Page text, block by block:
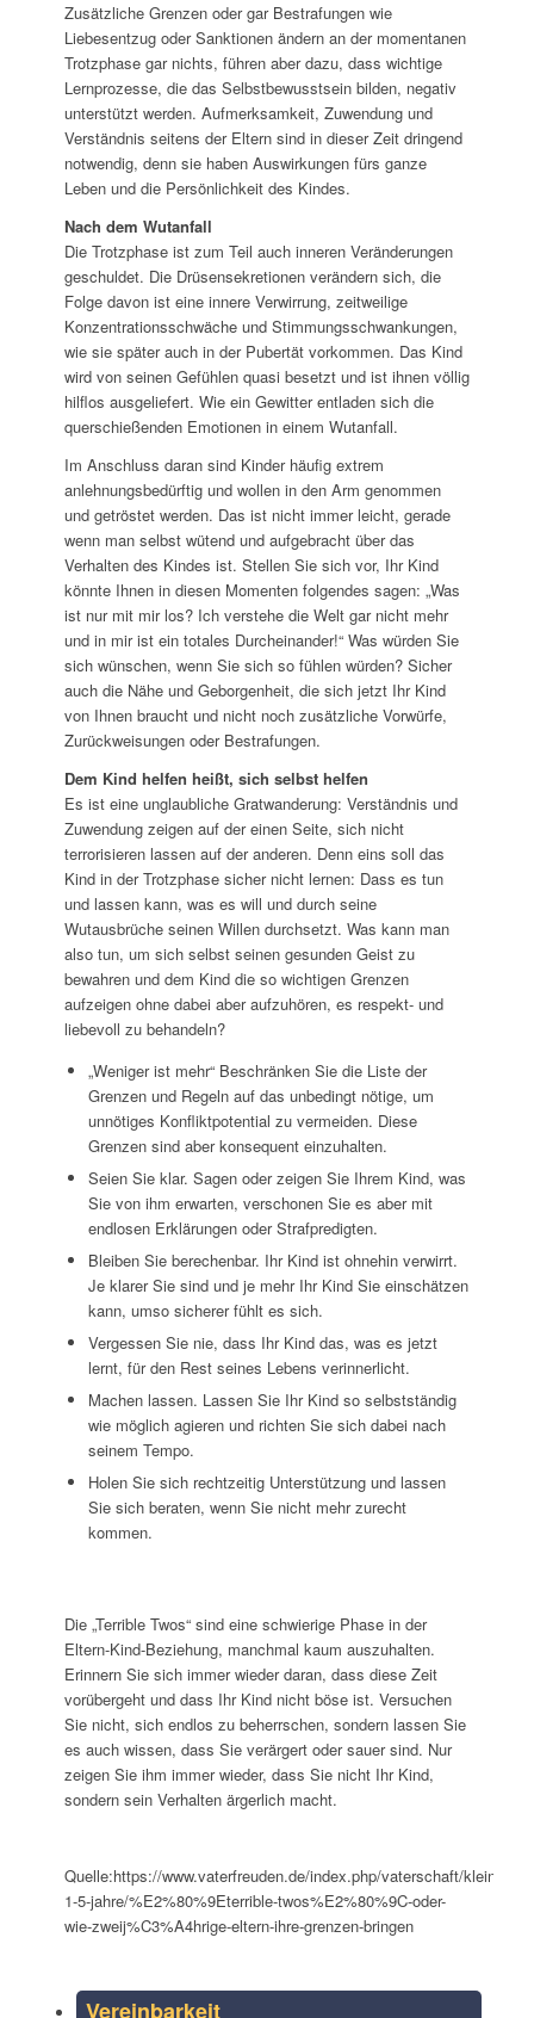
Vereinbarkeit
Zusätzliche Grenzen oder gar Bestrafungen wie
Liebesentzug oder Sanktionen ändern an der momentanen
Trotzphase gar nichts, führen aber dazu, dass wichtige
Lernprozesse, die das Selbstbewusstsein bilden, negativ
unterstützt werden. Aufmerksamkeit, Zuwendung und
Verständnis seitens der Eltern sind in dieser Zeit dringend
notwendig, denn sie haben Auswirkungen fürs ganze
Leben und die Persönlichkeit des Kindes.
Nach dem Wutanfall
Die Trotzphase ist zum Teil auch inneren Veränderungen
geschuldet. Die Drüsensekretionen verändern sich, die
Folge davon ist eine innere Verwirrung, zeitweilige
Konzentrationsschwäche und Stimmungsschwankungen,
wie sie später auch in der Pubertät vorkommen. Das Kind
wird von seinen Gefühlen quasi besetzt und ist ihnen völlig
hilflos ausgeliefert. Wie ein Gewitter entladen sich die
querschießenden Emotionen in einem Wutanfall.
Im Anschluss daran sind Kinder häufig extrem
anlehnungsbedürftig und wollen in den Arm genommen
und getröstet werden. Das ist nicht immer leicht, gerade
wenn man selbst wütend und aufgebracht über das
Verhalten des Kindes ist. Stellen Sie sich vor, Ihr Kind
könnte Ihnen in diesen Momenten folgendes sagen: „Was
ist nur mit mir los? Ich verstehe die Welt gar nicht mehr
und in mir ist ein totales Durcheinander!“ Was würden Sie
sich wünschen, wenn Sie sich so fühlen würden? Sicher
auch die Nähe und Geborgenheit, die sich jetzt Ihr Kind
von Ihnen braucht und nicht noch zusätzliche Vorwürfe,
Zurückweisungen oder Bestrafungen.
Dem Kind helfen heißt, sich selbst helfen
Es ist eine unglaubliche Gratwanderung: Verständnis und
Zuwendung zeigen auf der einen Seite, sich nicht
terrorisieren lassen auf der anderen. Denn eins soll das
Kind in der Trotzphase sicher nicht lernen: Dass es tun
und lassen kann, was es will und durch seine
Wutausbrüche seinen Willen durchsetzt. Was kann man
also tun, um sich selbst seinen gesunden Geist zu
bewahren und dem Kind die so wichtigen Grenzen
aufzeigen ohne dabei aber aufzuhören, es respekt- und
liebevoll zu behandeln?
„Weniger ist mehr“ Beschränken Sie die Liste der
Grenzen und Regeln auf das unbedingt nötige, um
unnötiges Konfliktpotential zu vermeiden. Diese
Grenzen sind aber konsequent einzuhalten.
Seien Sie klar. Sagen oder zeigen Sie Ihrem Kind, was
Sie von ihm erwarten, verschonen Sie es aber mit
endlosen Erklärungen oder Strafpredigten.
Bleiben Sie berechenbar. Ihr Kind ist ohnehin verwirrt.
Je klarer Sie sind und je mehr Ihr Kind Sie einschätzen
kann, umso sicherer fühlt es sich.
Vergessen Sie nie, dass Ihr Kind das, was es jetzt
lernt, für den Rest seines Lebens verinnerlicht.
Machen lassen. Lassen Sie Ihr Kind so selbstständig
wie möglich agieren und richten Sie sich dabei nach
seinem Tempo.
Holen Sie sich rechtzeitig Unterstützung und lassen
Sie sich beraten, wenn Sie nicht mehr zurecht
kommen.
Die „Terrible Twos“ sind eine schwierige Phase in der
Eltern-Kind-Beziehung, manchmal kaum auszuhalten.
Erinnern Sie sich immer wieder daran, dass diese Zeit
vorübergeht und dass Ihr Kind nicht böse ist. Versuchen
Sie nicht, sich endlos zu beherrschen, sondern lassen Sie
es auch wissen, dass Sie verärgert oder sauer sind. Nur
zeigen Sie ihm immer wieder, dass Sie nicht Ihr Kind,
sondern sein Verhalten ärgerlich macht.
Quelle:https://www.vaterfreuden.de/index.php/vaterschaft/kleinkind-
1-5-jahre/%E2%80%9Eterrible-twos%E2%80%9C-oder-
wie-zweij%C3%A4hrige-eltern-ihre-grenzen-bringen